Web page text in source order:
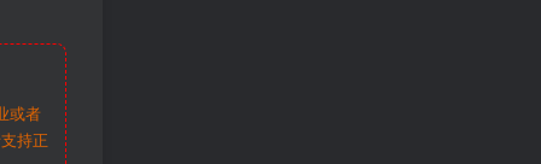
或者
持正